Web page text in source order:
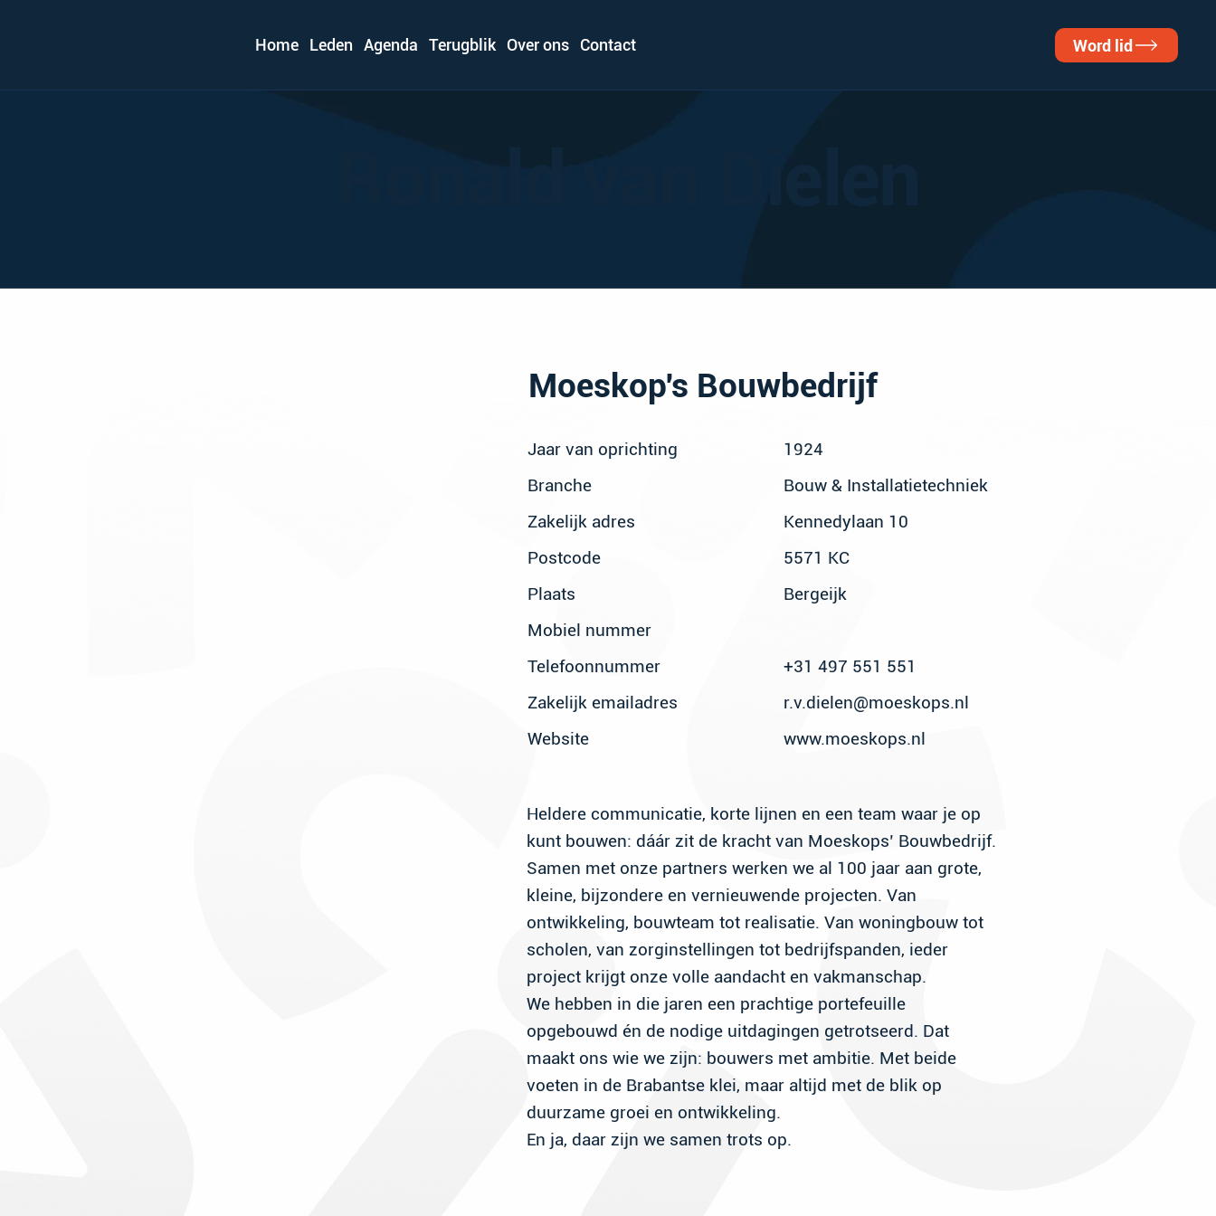
Home Leden Agenda Terugblik Over ons Contact Word lid
Moeskop's Bouwbedrijf
Jaar van oprichting
Branche
Zakelijk adres
Postcode
Plaats
Mobiel nummer
Telefoonnummer
Zakelijk emailadres
Website
1924
Bouw & Installatietechniek
Kennedylaan 10
5571 KC
Bergeijk
+31 497 551 551
r.v.dielen@moeskops.nl
www.moeskops.nl
Heldere communicatie, korte lijnen en een team waar je op
kunt bouwen: dáár zit de kracht van Moeskops’ Bouwbedrijf.
Samen met onze partners werken we al 100 jaar aan grote,
kleine, bijzondere en vernieuwende projecten. Van
ontwikkeling, bouwteam tot realisatie. Van woningbouw tot
scholen, van zorginstellingen tot bedrijfspanden, ieder
project krijgt onze volle aandacht en vakmanschap.
We hebben in die jaren een prachtige portefeuille
opgebouwd én de nodige uitdagingen getrotseerd. Dat
maakt ons wie we zijn: bouwers met ambitie. Met beide
voeten in de Brabantse klei, maar altijd met de blik op
duurzame groei en ontwikkeling.
En ja, daar zijn we samen trots op.